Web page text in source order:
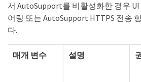
서 AutoSupport를 비활성화한 경우
어링 또는 AutoSupport HTTPS 전송
다.
매개 변수 설명